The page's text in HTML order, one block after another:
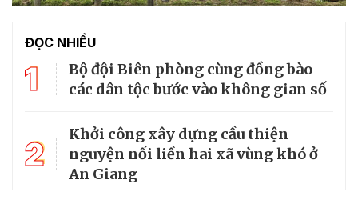
ĐỌC NHIỀU
1
Bộ đội Biên phòng cùng đồng bào
các dân tộc bước vào không gian số
2
Khởi công xây dựng cầu thiện
nguyện nối liền hai xã vùng khó ở
An Giang